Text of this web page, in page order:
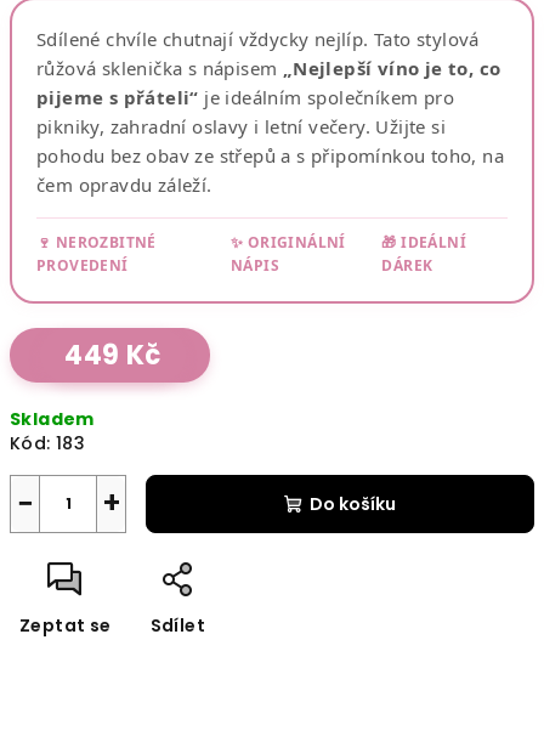
Sdílené chvíle chutnají vždycky nejlíp. Tato stylová
růžová sklenička s nápisem „Nejlepší víno je to, co
pijeme s přáteli“ je ideálním společníkem pro
pikniky, zahradní oslavy i letní večery. Užijte si
pohodu bez obav ze střepů a s připomínkou toho, na
čem opravdu záleží.
🍷 NEROZBITNÉ
PROVEDENÍ
✨ ORIGINÁLNÍ
NÁPIS
🎁 IDEÁLNÍ
DÁREK
449 Kč
cena:
Skladem
Kód: 183
+
− Do košíku
Zeptat se Sdílet